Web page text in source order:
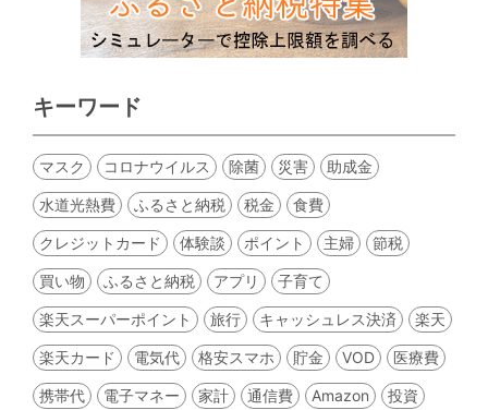
キーワード
マスク コロナウイルス 除菌 災害 助成金
水道光熱費 ふるさと納税 税金 食費
クレジットカード 体験談 ポイント 主婦 節税
買い物 ふるさと納税 アプリ 子育て
楽天スーパーポイント 旅行 キャッシュレス決済 楽天
楽天カード 電気代 格安スマホ 貯金 VOD 医療費
携帯代 電子マネー 家計 通信費 Amazon 投資